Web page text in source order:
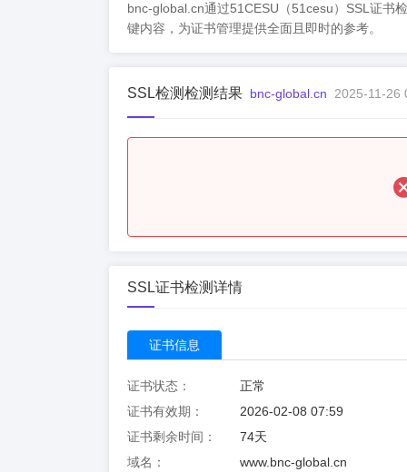
bnc-global.cn通过51CESU（51cesu）SSL证书
键内容，为证书管理提供全面且即时的参考。
SSL检测检测结果 bnc-global.cn 2025-11-26
SSL证书检测详情
证书信息
证书状态：
正常
证书有效期：
2026-02-08 07:59
证书剩余时间：
74天
域名：
www.bnc-global.cn